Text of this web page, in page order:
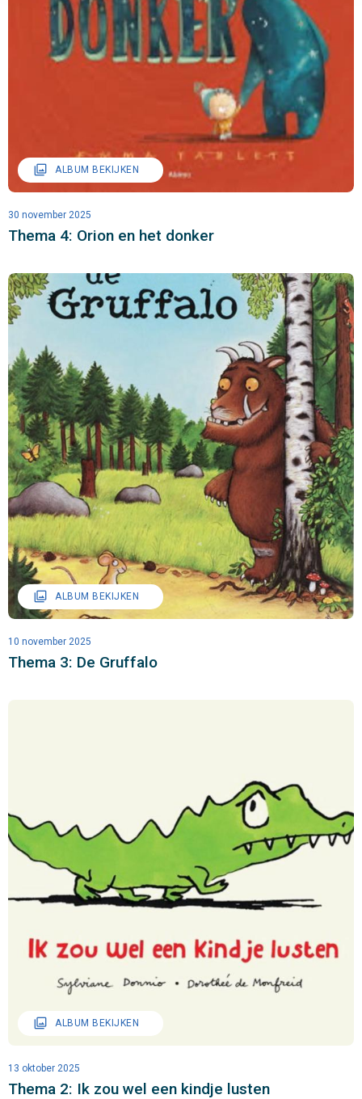
filter ALBUM BEKIJKEN
30 november 2025
Thema 4: Orion en het donker
filter ALBUM BEKIJKEN
10 november 2025
Thema 3: De Gruffalo
filter ALBUM BEKIJKEN
13 oktober 2025
Thema 2: Ik zou wel een kindje lusten